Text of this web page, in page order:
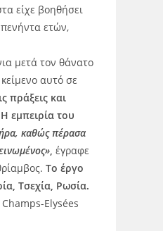
είχε βοηθήσει
ετών,
μετά τον θάνατο
αυτό σε
πράξεις και
Η εμπειρία του
καθώς πέρασα
, έγραφε
Το έργο
Τσεχία, Ρωσία.
Elysées